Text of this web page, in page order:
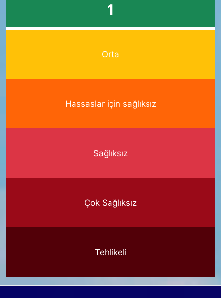
1
Orta
Hassaslar için sağlıksız
Sağlıksız
Çok Sağlıksız
Tehlikeli